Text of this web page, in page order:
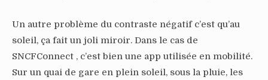
Un autre problème du contraste négatif c’est qu’au
soleil, ça fait un joli miroir. Dans le cas de
SNCFConnect , c’est bien une app utilisée en mobilité.
Sur un quai de gare en plein soleil, sous la pluie, les